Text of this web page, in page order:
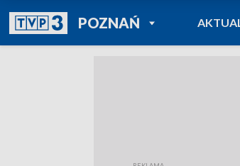
POZNAŃPOWRÓT DO
TVP REGIONY